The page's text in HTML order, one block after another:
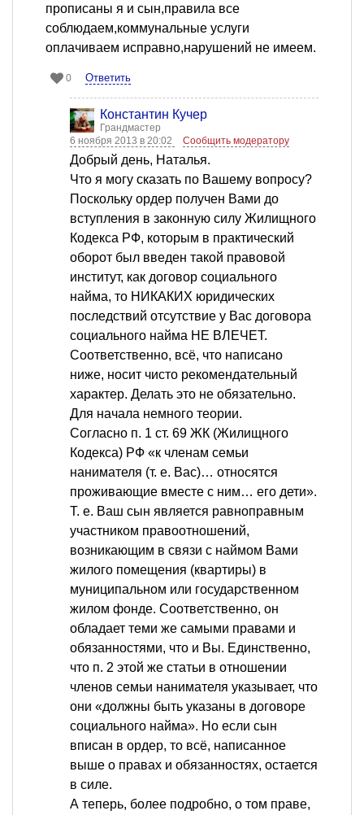
прописаны я и сын,правила все
соблюдаем,коммунальные услуги
оплачиваем исправно,нарушений не имеем.
0 Ответить
Константин Кучер
Грандмастер
6 ноября 2013 в 20:02
Сообщить модератору
Добрый день, Наталья.
Что я могу сказать по Вашему вопросу?
Поскольку ордер получен Вами до
вступления в законную силу Жилищного
Кодекса РФ, которым в практический
оборот был введен такой правовой
институт, как договор социального
найма, то НИКАКИХ юридических
последствий отсутствие у Вас договора
социального найма НЕ ВЛЕЧЕТ.
Соответственно, всё, что написано
ниже, носит чисто рекомендательный
характер. Делать это не обязательно.
Для начала немного теории.
Согласно п. 1 ст. 69 ЖК (Жилищного
Кодекса) РФ «к членам семьи
нанимателя (т. е. Вас)… относятся
проживающие вместе с ним… его дети».
Т. е. Ваш сын является равноправным
участником правоотношений,
возникающим в связи с наймом Вами
жилого помещения (квартиры) в
муниципальном или государственном
жилом фонде. Соответственно, он
обладает теми же самыми правами и
обязанностями, что и Вы. Единственно,
что п. 2 этой же статьи в отношении
членов семьи нанимателя указывает, что
они «должны быть указаны в договоре
социального найма». Но если сын
вписан в ордер, то всё, написанное
выше о правах и обязанностях, остается
в силе.
А теперь, более подробно, о том праве,